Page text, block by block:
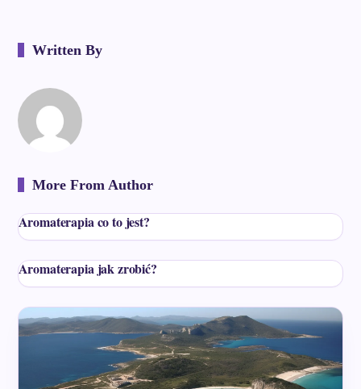
Written By
More From Author
Aromaterapia co to jest?
Aromaterapia jak zrobić?